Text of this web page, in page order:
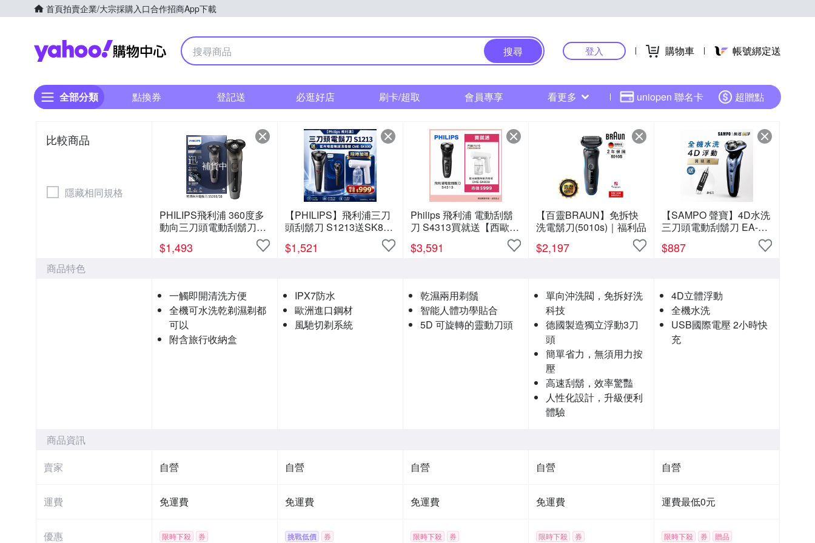
首頁拍賣企業/大宗採購入口合作招商App下載
Yahoo購物中心
搜尋 登入 購物車 帳號綁定送
全部分類 點換券 登記送 必逛好店 刷卡/超取 會員專享 看更多 uniopen 聯名卡 超贈點
比較商品
隱藏相同規格
補貨中
PHILIPS飛利浦 360度多
動向三刀頭電動刮鬍刀
$1,493
【PHILIPS】飛利浦三刀
頭刮鬍刀 S1213送SK800
$1,521
Philips 飛利浦 電動刮鬍
刀 S4313買就送【西歐科
技】藍光噴霧無線消毒槍
CME-SK800
$3,591
【百靈BRAUN】免拆快
洗電鬍刀(5010s)｜福利品
$2,197
【SAMPO 聲寶】4D水洗
三刀頭電動刮鬍刀 EA-
Z1613WL(電鬍刀/修容刀)
$887
商品特色
一觸即開清洗方便
全機可水洗乾剃濕剃都
可以
附含旅行收納盒
IPX7防水
歐洲進口鋼材
風馳切剃系統
乾濕兩用剃鬚
智能人體功學貼合
5D 可旋轉的靈動刀頭
單向沖洗閥，免拆好洗
科技
德國製造獨立浮動3刀
頭
簡單省力，無須用力按
壓
高速刮鬍，效率驚豔
人性化設計，升級便利
體驗
4D立體浮動
全機水洗
USB國際電壓 2小時快
充
商品資訊
賣家
自營 自營 自營 自營 自營
運費 免運費 免運費 免運費 免運費 運費最低0元
優惠 限時下殺 券 挑戰低價 券 限時下殺 券 限時下殺 券 限時下殺 券 贈品